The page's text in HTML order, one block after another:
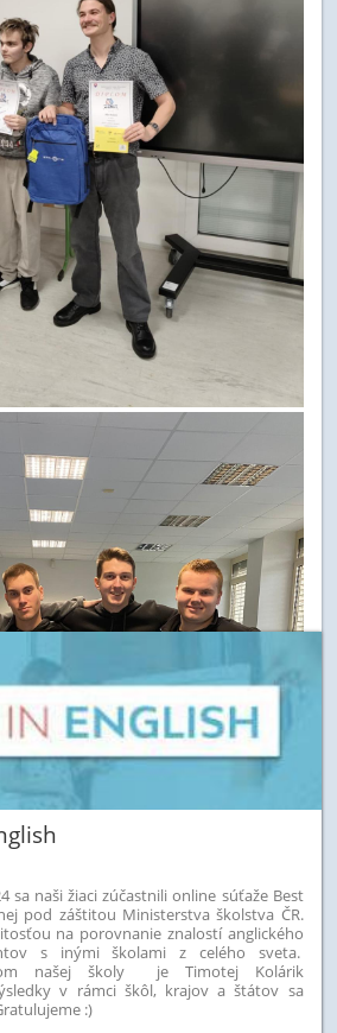
sa naši žiaci zúčastnili online súťaže Best
pod záštitou Ministerstva školstva ČR.
na porovnanie znalostí anglického
s inými školami z celého sveta.
našej školy je Timotej Kolárik
v rámci škôl, krajov a štátov sa
:)